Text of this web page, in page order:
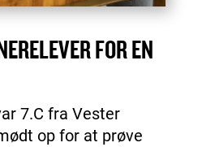
FOR EN
7.C fra Vester
op for at prøve